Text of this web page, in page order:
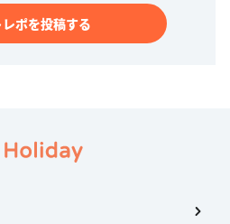
ポを投稿する